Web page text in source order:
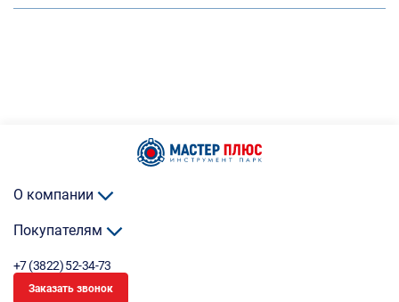
О компании
Покупателям
+7 (3822) 52-34-73
Заказать звонок